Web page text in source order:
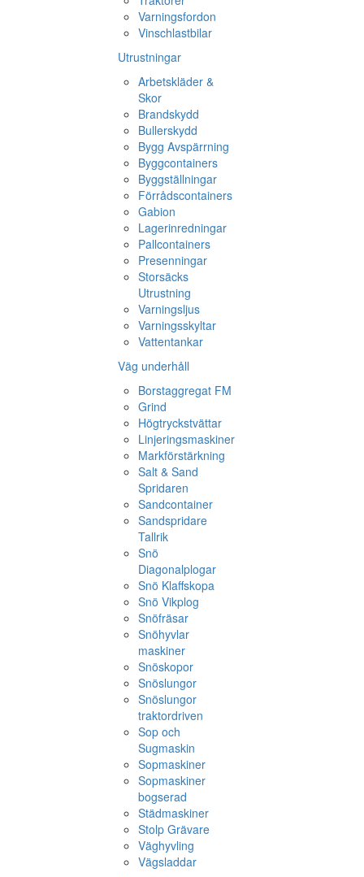
Varningsfordon
Vinschlastbilar
Utrustningar
Arbetskläder &
Skor
Brandskydd
Bullerskydd
Bygg Avspärrning
Byggcontainers
Byggställningar
Förrådscontainers
Gabion
Lagerinredningar
Pallcontainers
Presenningar
Storsäcks
Utrustning
Varningsljus
Varningsskyltar
Vattentankar
Väg underhåll
Borstaggregat FM
Grind
Högtryckstvättar
Linjeringsmaskiner
Markförstärkning
Salt & Sand
Spridaren
Sandcontainer
Sandspridare
Tallrik
Snö
Diagonalplogar
Snö Klaffskopa
Snö Vikplog
Snöfräsar
Snöhyvlar
maskiner
Snöskopor
Snöslungor
Snöslungor
traktordriven
Sop och
Sugmaskin
Sopmaskiner
Sopmaskiner
bogserad
Städmaskiner
Stolp Grävare
Väghyvling
Vägsladdar